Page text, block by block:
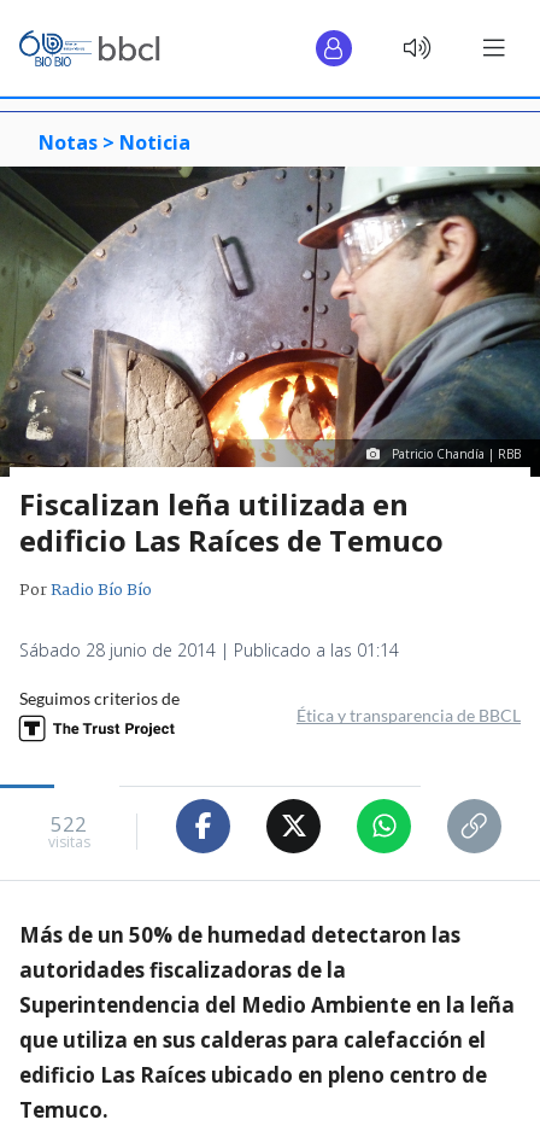
Notas > Noticia
Patricio Chandía | RBB
Fiscalizan leña utilizada en
edificio Las Raíces de Temuco
PorRadio Bío Bío
Sábado 28 junio de 2014 | Publicado a las 01:14
Seguimos criterios de
Ética y transparencia de BBCL
522
visitas
Más de un 50% de humedad detectaron las
autoridades fiscalizadoras de la
Superintendencia del Medio Ambiente en la leña
que utiliza en sus calderas para calefacción el
edificio Las Raíces ubicado en pleno centro de
Temuco.